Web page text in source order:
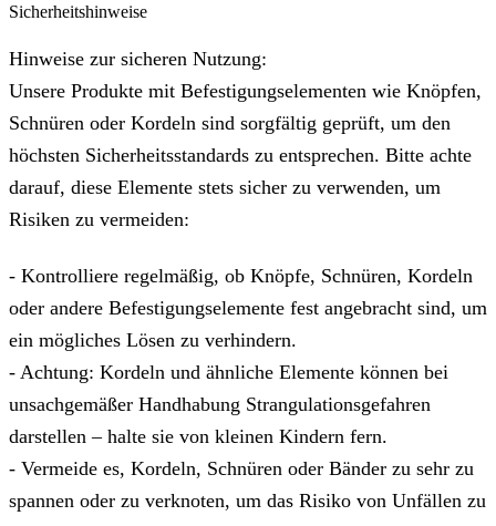
Sicherheitshinweise
Hinweise zur sicheren Nutzung:
Unsere Produkte mit Befestigungselementen wie Knöpfen,
Schnüren oder Kordeln sind sorgfältig geprüft, um den
höchsten Sicherheitsstandards zu entsprechen. Bitte achte
darauf, diese Elemente stets sicher zu verwenden, um
Risiken zu vermeiden:
- Kontrolliere regelmäßig, ob Knöpfe, Schnüren, Kordeln
oder andere Befestigungselemente fest angebracht sind, um
ein mögliches Lösen zu verhindern.
- Achtung: Kordeln und ähnliche Elemente können bei
unsachgemäßer Handhabung Strangulationsgefahren
darstellen – halte sie von kleinen Kindern fern.
- Vermeide es, Kordeln, Schnüren oder Bänder zu sehr zu
spannen oder zu verknoten, um das Risiko von Unfällen zu